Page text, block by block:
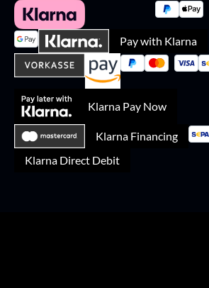
Pay with Klarna
Klarna Pay Now
Klarna Financing
Klarna Direct Debit